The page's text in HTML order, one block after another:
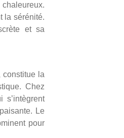
la sérénité.
et sa
constitue la
Chez
Le
pour